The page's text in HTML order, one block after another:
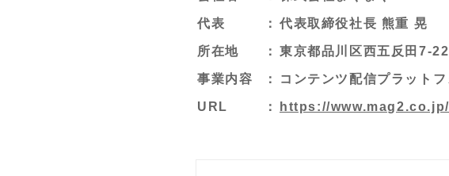
代表 ： 代表取締役社長 熊重 晃
所在地 ： 東京都品川区西五反田7-
事業内容 ： コンテンツ配信プラット
URL ： https://www.mag2.co.jp/